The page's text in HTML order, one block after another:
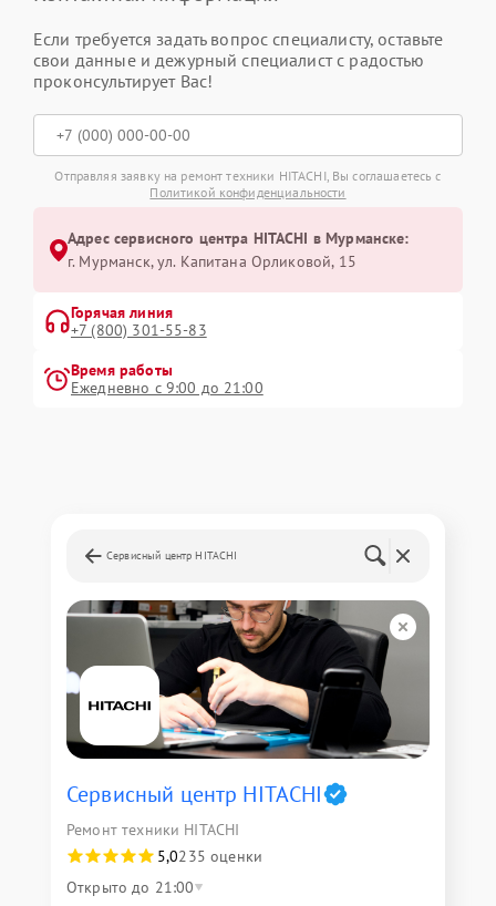
Если требуется задать вопрос специалисту, оставьте
свои данные и дежурный специалист с радостью
проконсультирует Вас!
Отправляя заявку на ремонт техники HITACHI, Вы соглашаетесь с
Политикой конфиденциальности
Адрес сервисного центра HITACHI в Мурманске:
г. Мурманск, ул. Капитана Орликовой, 15
Горячая линия
+7 (800) 301-55-83
Время работы
Ежедневно с 9:00 до 21:00
Сервисный центр HITACHI
Сервисный центр HITACHI
Ремонт техники HITACHI
5,0235 оценки
Открыто до 21:00